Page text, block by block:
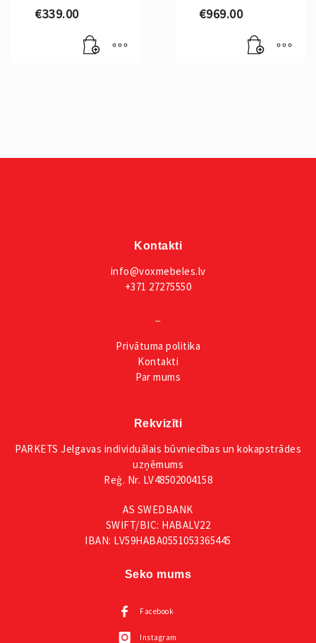
€339.00 €969.00
Kontakti
info@voxmebeles.lv
+371 27275550
Privātuma politika
Kontakti
Par mums
Rekvizīti
PARKETS Jelgavas individuālais būvniecības un kokapstrādes
uzņēmums
Reģ. Nr. LV48502004158
AS SWEDBANK
SWIFT/BIC: HABALV22
IBAN: LV59HABA0551053365445
Seko mums
Facebook
Instagram